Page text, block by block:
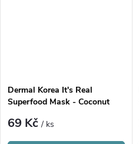
Dermal Korea It's Real
Superfood Mask - Coconut
69 Kč/ ks